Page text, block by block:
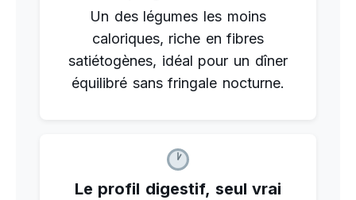
Un des légumes les moins
caloriques, riche en fibres
satiétogènes, idéal pour un dîner
équilibré sans fringale nocturne.
Le profil digestif, seul vrai